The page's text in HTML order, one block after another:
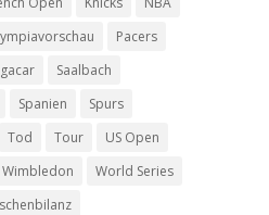
Pacers
Saalbach
Spanien
Spurs
Tod Tour
US Open
Wimbledon
World Series